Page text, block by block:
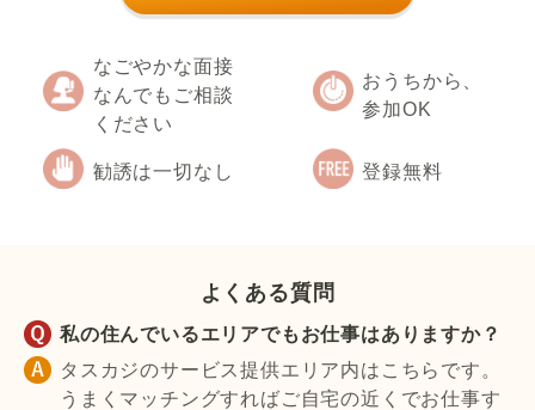
なごやかな面接
なんでもご相談
ください
おうちから、
参加OK
勧誘は一切なし 登録無料
よくある質問
私の住んでいるエリアでもお仕事はありますか？
タスカジのサービス提供エリア内はこちらです。
うまくマッチングすればご自宅の近くでお仕事す